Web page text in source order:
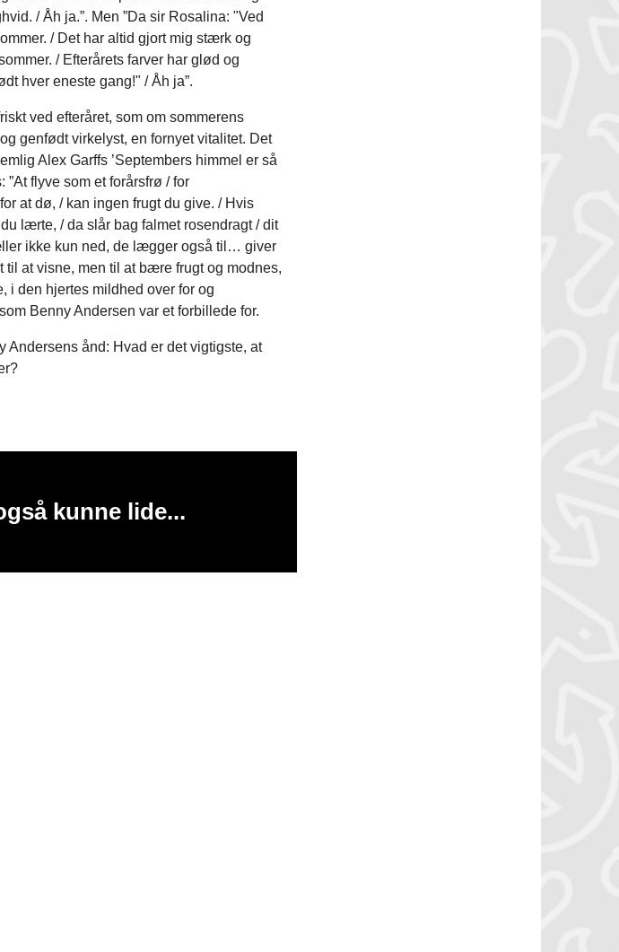
/ Åh ja.”. Men ”Da sir Rosalina: "Ved
/ Det har altid gjort mig stærk og
/ Efterårets farver har glød og
hver eneste gang!" / Åh ja”.
ved efteråret, som om sommerens
genfødt virkelyst, en fornyet vitalitet. Det
Alex Garffs ’Septembers himmel er så
”At flyve som et forårsfrø / for
at dø, / kan ingen frugt du give. / Hvis
lærte, / da slår bag falmet rosendragt / dit
ikke kun ned, de lægger også til… giver
at visne, men til at bære frugt og modnes,
i den hjertes mildhed over for og
Benny Andersen var et forbillede for.
Andersens ånd: Hvad er det vigtigste, at
kunne lide...